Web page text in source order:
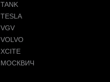
TANK
TESLA
VGV
VOLVO
XCITE
МОСКВИЧ